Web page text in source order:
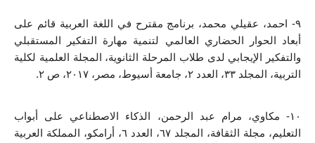
التربية، المجلد ٣٣، العدد ٢، جامعة أسيوط، مصر، ٢٠١٧، ص ٢.